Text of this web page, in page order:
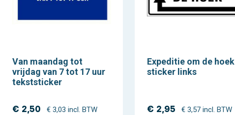
Van maandag tot
vrijdag van 7 tot 17 uur
tekststicker
€ 2,50 € 3,03 incl. BTW
Expeditie om de hoek
sticker links
€ 2,95 € 3,57 incl. BTW